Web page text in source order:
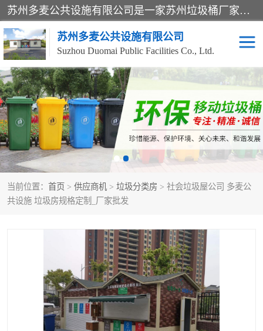
苏州多麦公共设施有限公司是一家苏州垃圾桶厂家，主营：塑料垃圾桶、分类果皮箱、户外园林椅、保安岗亭等产品厂家。全国统一热线电话：17105580222。公司组建完善的团队。设计人员，能根据客户要求，提供适合的设计方案，来满足客户的需求。
苏州多麦公共设施有限公司
Suzhou Duomai Public Facilities Co., Ltd.
当前位置： 首页 > 供应商机 > 垃圾分类房 > 社会垃圾屋公司 多麦公
共设施 垃圾房规格定制_厂家批发
办公室脚踩垃圾桶 保安岗亭
分类果皮箱 公园椅
垃圾分类房 塑料垃圾桶
防疫岗亭 吸烟岗亭